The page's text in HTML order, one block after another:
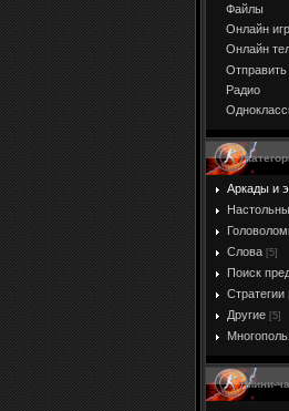
Файлы
Онлайн
Онлайн
Радио
Аркады и
Слова [5]
Поиск
Стратегии
Другие [5]
Мини-